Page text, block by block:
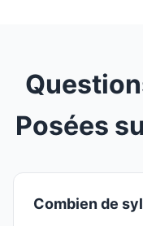
Posées
Combien de